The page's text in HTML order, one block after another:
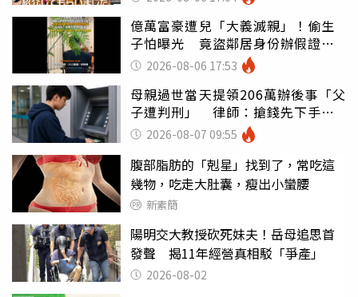
億萬富豪遭兒「大義滅親」！偷生
子怕曝光 竟盜鄰居身份辦假證落
戶 2026-08-06 17:53
母親過世當天提領206萬辦後事「父
子遭判刑」 律師：搶錢先下手是
罪 2026-08-07 09:55
腹部脂肪的「剋星」找到了，常吃這
幾物，吃走大肚囊，瘦出小蠻腰
新素簡
陽明交大教授砍死妹夫！岳母追思首
發聲 揭11年經營真相駁「爭產」
2026-08-02